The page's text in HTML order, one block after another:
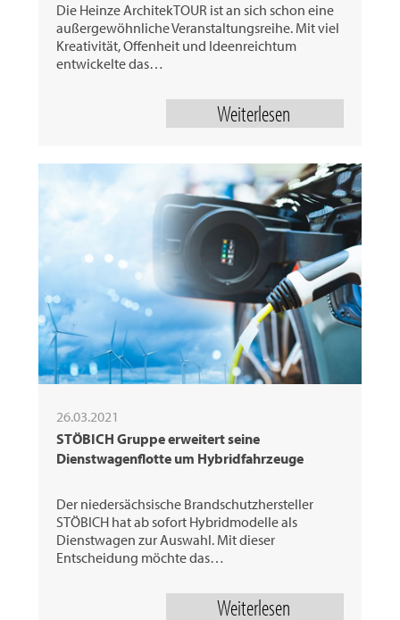
Die Heinze ArchitekTOUR ist an sich schon eine
außergewöhnliche Veranstaltungsreihe. Mit viel
Kreativität, Offenheit und Ideenreichtum
entwickelte das…
Weiterlesen
26.03.2021
STÖBICH Gruppe erweitert seine
Dienstwagenflotte um Hybridfahrzeuge
Der niedersächsische Brandschutzhersteller
STÖBICH hat ab sofort Hybridmodelle als
Dienstwagen zur Auswahl. Mit dieser
Entscheidung möchte das…
Weiterlesen